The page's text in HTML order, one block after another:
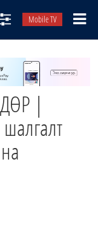
Mobile TV
|